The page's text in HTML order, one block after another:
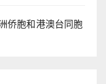
侨胞和港澳台同胞